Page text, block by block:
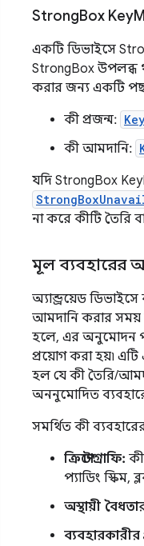
StrongBox Key
একটি ডিভাইসে
StrongBox উপলব্ধ
করার জন্য একটি
কী প্রজন্ম:
কী আমদানি:
যদি StrongBox
না করে কীটি তৈরি
মূল ব্যবহারের
অ্যান্ড্রয়েড
আমদানি করার সময়
হলে, এর অনুমোদন
প্রয়োগ করা হয়৷
হল যে কী তৈরি/
অননুমোদিত
সমর্থিত কী
ক্রিপ্টোগ্রাফি:
প্যাডিং স্কিম,
অস্থায়ী
ব্যবহারকারীর